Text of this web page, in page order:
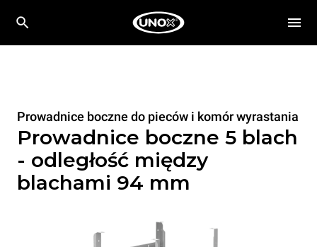
Prowadnice boczne do pieców i komór wyrastania
Prowadnice boczne 5 blach
- odległość między
blachami 94 mm